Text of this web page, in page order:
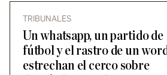
TRIBUNALES
Un whatsapp, un partido de
fútbol y el rastro de un
estrechan el cerco sobre